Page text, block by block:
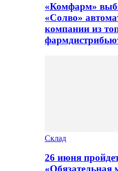
«Комфарм»
«Солво»
компании из
Склад
26 июня
«Обязательная